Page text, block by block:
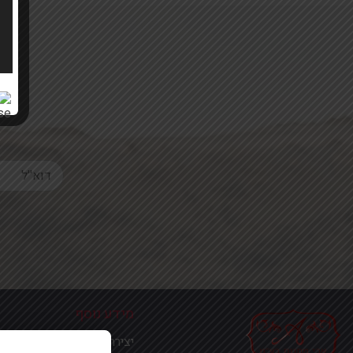
Your email
מידע נוסף
יצירת קשר